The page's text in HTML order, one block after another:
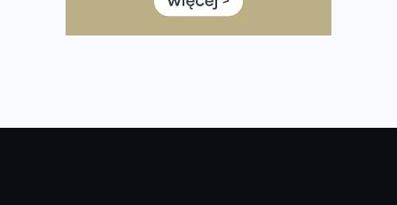
35. Bieg Powstania Warszawskiego – praktyczny
poradnik przed startem